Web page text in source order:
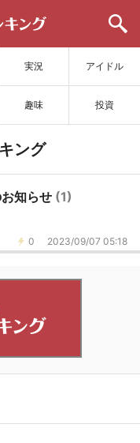
実況 アイドル
趣味 投資
ング
知らせ (1)
0 2023/09/07 05:18